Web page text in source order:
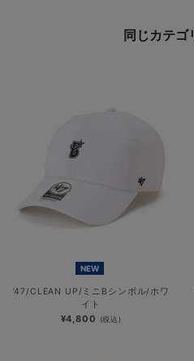
同じカテゴ
NEW
’47/CLEAN UP/ミニBシンボル/ホワ
イト
¥4,800 (税込)